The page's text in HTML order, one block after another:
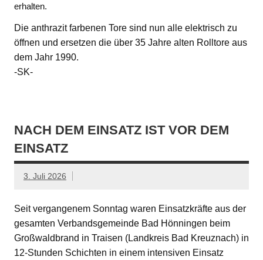
erhalten.
Die anthrazit farbenen Tore sind nun alle elektrisch zu
öffnen und ersetzen die über 35 Jahre alten Rolltore aus
dem Jahr 1990.
-SK-
NACH DEM EINSATZ IST VOR DEM
EINSATZ
3. Juli 2026
Seit vergangenem Sonntag waren Einsatzkräfte aus der
gesamten Verbandsgemeinde Bad Hönningen beim
Großwaldbrand in Traisen (Landkreis Bad Kreuznach) in
12-Stunden Schichten in einem intensiven Einsatz